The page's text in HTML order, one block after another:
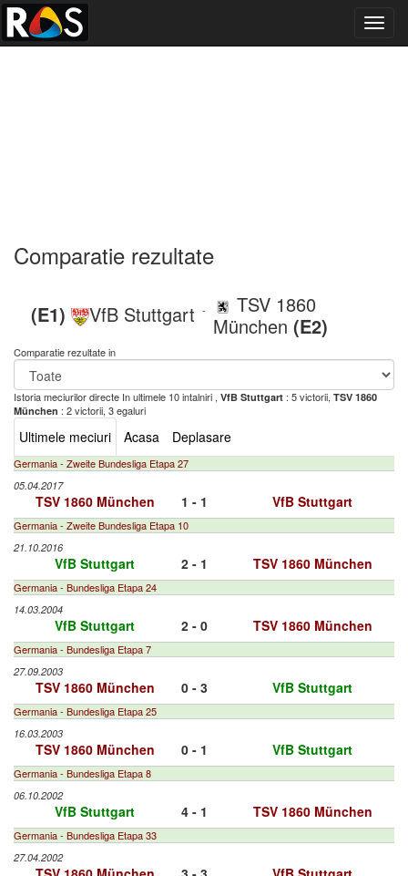
Comparatie rezultate
(E1) VfB Stuttgart -
TSV 1860
München (E2)
Comparatie rezultate in
Istoria meciurilor directe In ultimele 10 intalniri , VfB Stuttgart : 5 victorii, TSV 1860
München : 2 victorii, 3 egaluri
Ultimele meciuri Acasa Deplasare
Germania - Zweite Bundesliga Etapa 27
05.04.2017
TSV 1860 München 1 - 1 VfB Stuttgart
Germania - Zweite Bundesliga Etapa 10
21.10.2016
VfB Stuttgart 2 - 1 TSV 1860 München
Germania - Bundesliga Etapa 24
14.03.2004
VfB Stuttgart 2 - 0 TSV 1860 München
Germania - Bundesliga Etapa 7
27.09.2003
TSV 1860 München 0 - 3 VfB Stuttgart
Germania - Bundesliga Etapa 25
16.03.2003
TSV 1860 München 0 - 1 VfB Stuttgart
Germania - Bundesliga Etapa 8
06.10.2002
VfB Stuttgart 4 - 1 TSV 1860 München
Germania - Bundesliga Etapa 33
27.04.2002